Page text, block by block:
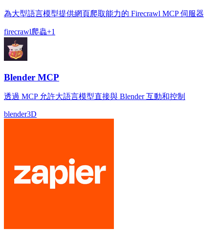
為大型語言模型提供網頁爬取能力的 Firecrawl MCP 伺服器
firecrawl爬蟲+1
Blender MCP
透過 MCP 允許大語言模型直接與 Blender 互動和控制
blender3D